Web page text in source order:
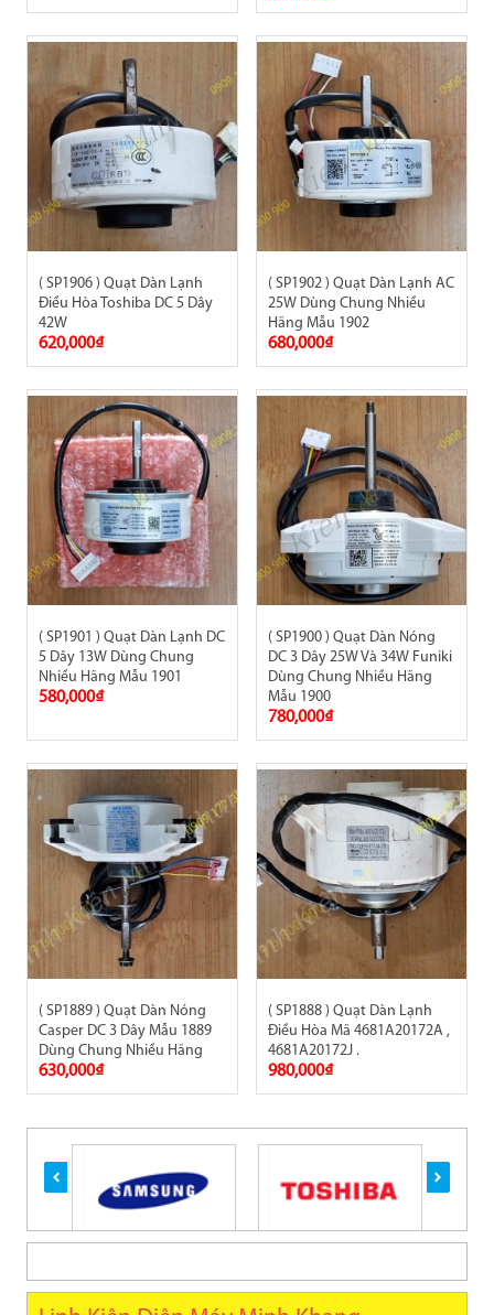
( SP1906 ) Quạt Dàn Lạnh
Điều Hòa Toshiba DC 5 Dây
42W
620,000₫
( SP1902 ) Quạt Dàn Lạnh AC
25W Dùng Chung Nhiều
Hãng Mẫu 1902
680,000₫
( SP1901 ) Quạt Dàn Lạnh DC
5 Dây 13W Dùng Chung
Nhiều Hãng Mẫu 1901
580,000₫
( SP1900 ) Quạt Dàn Nóng
DC 3 Dây 25W Và 34W Funiki
Dùng Chung Nhiều Hãng
Mẫu 1900
780,000₫
( SP1889 ) Quạt Dàn Nóng
Casper DC 3 Dây Mẫu 1889
Dùng Chung Nhiều Hãng
630,000₫
( SP1888 ) Quạt Dàn Lạnh
Điều Hòa Mã 4681A20172A ,
4681A20172J .
980,000₫